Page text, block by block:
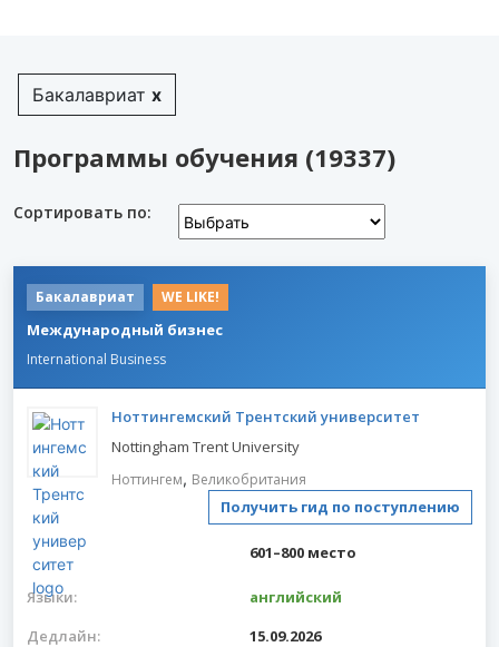
Бакалавриат x
Программы обучения (19337)
Сортировать по:
Бакалавриат WE LIKE!
Международный бизнес
International Business
Ноттингемский Трентский университет
Nottingham Trent University
Ноттингем, Великобритания
Получить гид по поступлению
601–800 место
Языки:
английский
Дедлайн:
15.09.2026